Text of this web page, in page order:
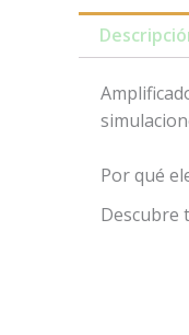
Por qué
Descubre